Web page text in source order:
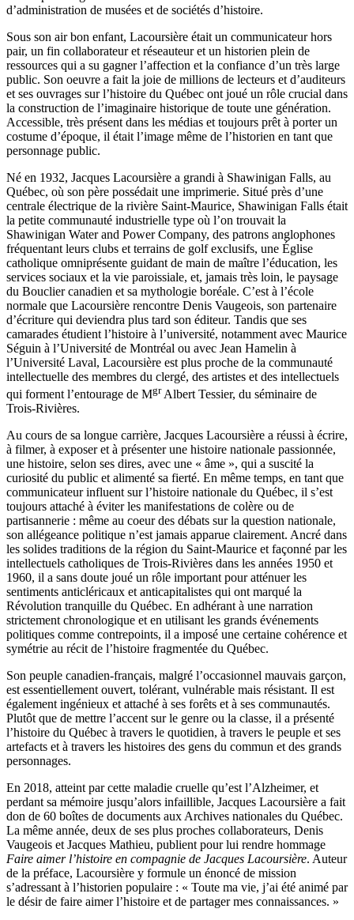
d’administration de musées et de sociétés d’histoire.
Sous son air bon enfant, Lacoursière était un communicateur hors
pair, un fin collaborateur et réseauteur et un historien plein de
ressources qui a su gagner l’affection et la confiance d’un très large
public. Son oeuvre a fait la joie de millions de lecteurs et d’auditeurs
et ses ouvrages sur l’histoire du Québec ont joué un rôle crucial dans
la construction de l’imaginaire historique de toute une génération.
Accessible, très présent dans les médias et toujours prêt à porter un
costume d’époque, il était l’image même de l’historien en tant que
personnage public.
Né en 1932, Jacques Lacoursière a grandi à Shawinigan Falls, au
Québec, où son père possédait une imprimerie. Situé près d’une
centrale électrique de la rivière Saint-Maurice, Shawinigan Falls était
la petite communauté industrielle type où l’on trouvait la
Shawinigan Water and Power Company, des patrons anglophones
fréquentant leurs clubs et terrains de golf exclusifs, une Église
catholique omniprésente guidant de main de maître l’éducation, les
services sociaux et la vie paroissiale, et, jamais très loin, le paysage
du Bouclier canadien et sa mythologie boréale. C’est à l’école
normale que Lacoursière rencontre Denis Vaugeois, son partenaire
d’écriture qui deviendra plus tard son éditeur. Tandis que ses
camarades étudient l’histoire à l’université, notamment avec Maurice
Séguin à l’Université de Montréal ou avec Jean Hamelin à
l’Université Laval, Lacoursière est plus proche de la communauté
intellectuelle des membres du clergé, des artistes et des intellectuels
qui forment l’entourage de MgrAlbert Tessier, du séminaire de
Trois-Rivières.
Au cours de sa longue carrière, Jacques Lacoursière a réussi à écrire,
à filmer, à exposer et à présenter une histoire nationale passionnée,
une histoire, selon ses dires, avec une « âme », qui a suscité la
curiosité du public et alimenté sa fierté. En même temps, en tant que
communicateur influent sur l’histoire nationale du Québec, il s’est
toujours attaché à éviter les manifestations de colère ou de
partisannerie : même au coeur des débats sur la question nationale,
son allégeance politique n’est jamais apparue clairement. Ancré dans
les solides traditions de la région du Saint-Maurice et façonné par les
intellectuels catholiques de Trois-Rivières dans les années 1950 et
1960, il a sans doute joué un rôle important pour atténuer les
sentiments anticléricaux et anticapitalistes qui ont marqué la
Révolution tranquille du Québec. En adhérant à une narration
strictement chronologique et en utilisant les grands événements
politiques comme contrepoints, il a imposé une certaine cohérence et
symétrie au récit de l’histoire fragmentée du Québec.
Son peuple canadien-français, malgré l’occasionnel mauvais garçon,
est essentiellement ouvert, tolérant, vulnérable mais résistant. Il est
également ingénieux et attaché à ses forêts et à ses communautés.
Plutôt que de mettre l’accent sur le genre ou la classe, il a présenté
l’histoire du Québec à travers le quotidien, à travers le peuple et ses
artefacts et à travers les histoires des gens du commun et des grands
personnages.
En 2018, atteint par cette maladie cruelle qu’est l’Alzheimer, et
perdant sa mémoire jusqu’alors infaillible, Jacques Lacoursière a fait
don de 60 boîtes de documents aux Archives nationales du Québec.
La même année, deux de ses plus proches collaborateurs, Denis
Vaugeois et Jacques Mathieu, publient pour lui rendre hommage
Faire aimer l’histoire en compagnie de Jacques Lacoursière. Auteur
de la préface, Lacoursière y formule un énoncé de mission
s’adressant à l’historien populaire : « Toute ma vie, j’ai été animé par
le désir de faire aimer l’histoire et de partager mes connaissances. »